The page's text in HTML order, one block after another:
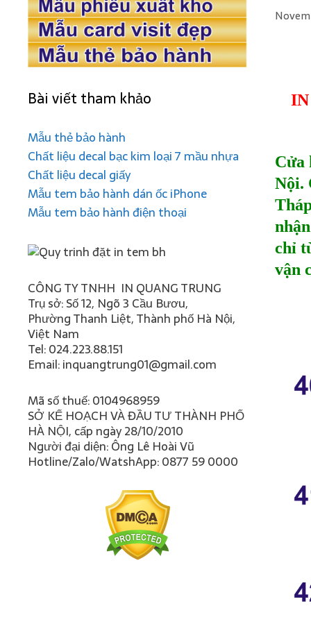
Cửa
Nội.
chỉ
vận
Bài viết tham khảo
Mẫu thẻ bảo hành
Chất liệu decal bạc kim loại 7 mầu nhựa
Chất liệu decal giấy
Mẫu tem bảo hành dán ốc iPhone
Mẫu tem bảo hành điện thoại
CÔNG TY TNHH IN QUANG TRUNG
Trụ sở: Số 12, Ngõ 3 Cầu Bươu,
Phường Thanh Liệt, Thành phố Hà Nội,
Việt Nam
Tel: 024.223.88.151
Email: inquangtrung01@gmail.com
Mã số thuế: 0104968959
SỞ KẾ HOẠCH VÀ ĐẦU TƯ THÀNH PHỐ
HÀ NỘI, cấp ngày 28/10/2010
Người đại diện: Ông Lê Hoài Vũ
Hotline/Zalo/WatshApp: 0877 59 0000